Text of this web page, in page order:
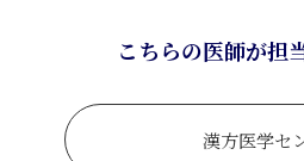
こちらの医師が担
漢方医学セ